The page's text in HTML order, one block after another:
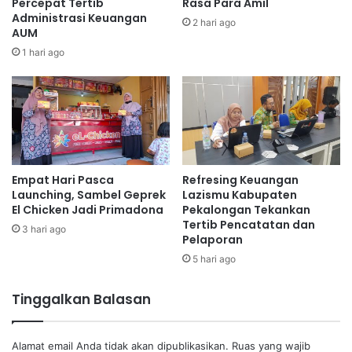
Administrasi Keuangan
AUM
1 hari ago
2 hari ago
Empat Hari Pasca
Launching, Sambel Geprek
El Chicken Jadi Primadona
3 hari ago
Refresing Keuangan
Lazismu Kabupaten
Pekalongan Tekankan
Tertib Pencatatan dan
Pelaporan
5 hari ago
Tinggalkan Balasan
Alamat email Anda tidak akan dipublikasikan. Ruas yang wajib